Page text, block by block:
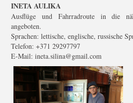
INETA AULIKA
Ausflüge und Fahrradroute in die
angeboten.
Sprachen: lettische, englische, russische
Telefon: +371 29297797
E-Mail: ineta.silina@gmail.com